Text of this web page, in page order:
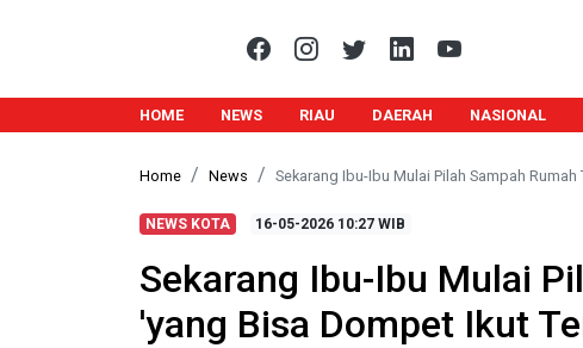
HOME NEWS RIAU DAERAH NASIONAL
Home News Sekarang Ibu-Ibu Mulai Pilah Sampah
NEWS KOTA 16-05-2026 10:27 WIB
Sekarang Ibu-Ibu Mulai
'yang Bisa Dompet Ikut